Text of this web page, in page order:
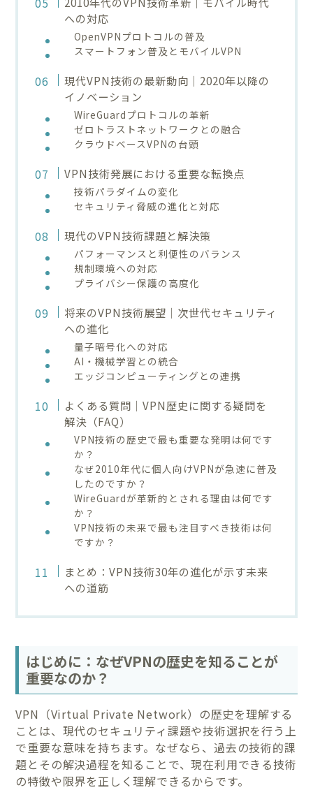
への対応
OpenVPNプロトコルの普及
スマートフォン普及とモバイルVPN
現代VPN技術の最新動向｜2020年以降の
イノベーション
WireGuardプロトコルの革新
ゼロトラストネットワークとの融合
クラウドベースVPNの台頭
VPN技術発展における重要な転換点
技術パラダイムの変化
セキュリティ脅威の進化と対応
現代のVPN技術課題と解決策
パフォーマンスと利便性のバランス
規制環境への対応
プライバシー保護の高度化
将来のVPN技術展望｜次世代セキュリティ
への進化
量子暗号化への対応
AI・機械学習との統合
エッジコンピューティングとの連携
よくある質問｜VPN歴史に関する疑問を
解決（FAQ）
VPN技術の歴史で最も重要な発明は何です
か？
なぜ2010年代に個人向けVPNが急速に普及
したのですか？
WireGuardが革新的とされる理由は何です
か？
VPN技術の未来で最も注目すべき技術は何
ですか？
まとめ：VPN技術30年の進化が示す未来
への道筋
はじめに：なぜVPNの歴史を知ることが
重要なのか？
VPN（Virtual Private Network）の歴史を理解する
ことは、現代のセキュリティ課題や技術選択を行う上
で重要な意味を持ちます。なぜなら、過去の技術的課
題とその解決過程を知ることで、現在利用できる技術
の特徴や限界を正しく理解できるからです。